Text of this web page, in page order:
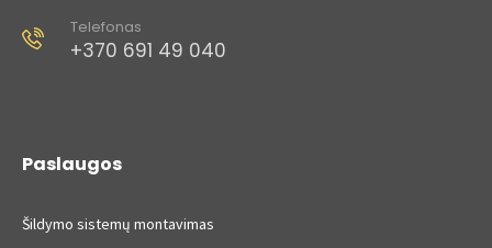
Telefonas
+370 691 49 040​
Paslaugos
Šildymo sistemų montavimas